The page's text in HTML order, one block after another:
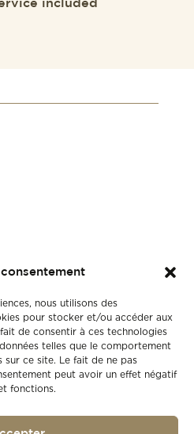
nous utilisons des
pour stocker et/ou accéder aux
de consentir à ces technologies
telles que le comportement
sur ce site. Le fait de ne pas
peut avoir un effet négatif
fonctions.
included
50 50